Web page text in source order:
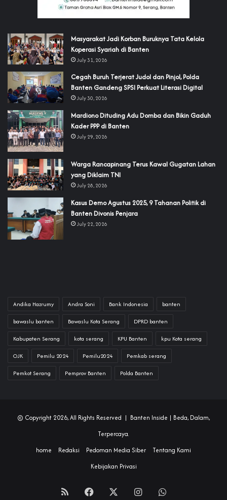
‎Masyarakat Jadi Korban Buruknya Tata Kelola
Koperasi Syariah di Banten
July 31, 2026
Cegah Buruh Terjerat Judol dan Pinjol, Polda
Banten Gandeng SPSI Perkuat Literasi Digital
July 30, 2026
‎Mardiono Dituding Adu Domba dan Bikin Gaduh
Kader PPP di Banten
July 29, 2026
‎Warga Rancapinang Terus Kawal Gugatan Lahan
yang Diklaim TNI‎‎
July 28, 2026
‎Kasus Demo Agustus 2025, 9 Tahanan Politik di
Banten Divonis Penjara
July 22, 2026
Andika Hazrumy Andra Soni Bank Indonesia banten
bawaslu banten Bawaslu Kota Serang DPRD banten
Kabupaten Serang kota serang KPU Banten kpu Kota serang
OJK Pemilu 2024 Pemilu2024 Pemkab serang
Pemkot Serang Pemprov Banten Polda Banten
© Copyright 2026, All Rights Reserved | Banten Inside | Beda, Dalam,
Terpercaya.
home
Redaksi Pedoman Media Siber
Tentang Kami
Kebijakan Privasi
RSS Facebook InstagramWhatsApp